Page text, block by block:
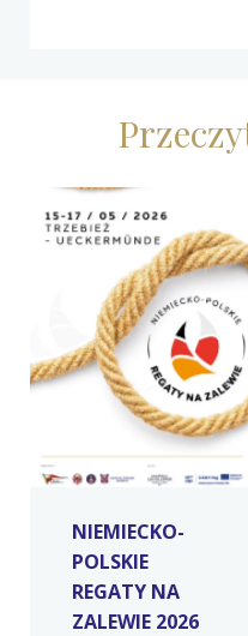
NIEMIECKO-
POLSKIE
REGATY NA
ZALEWIE 2026